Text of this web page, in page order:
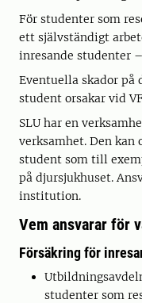
För studenter som
ett självständigt
inresande studenter
Eventuella skador
student orsakar vid
SLU har en
verksamhet. Den kan
student som till
på djursjukhuset.
institution.
Vem ansvarar för
Försäkring för
studenter som